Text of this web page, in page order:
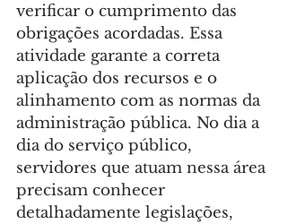
verificar o cumprimento das
obrigações acordadas. Essa
atividade garante a correta
aplicação dos recursos e o
alinhamento com as normas da
administração pública. No dia a
dia do serviço público,
servidores que atuam nessa área
precisam conhecer
detalhadamente legislações,